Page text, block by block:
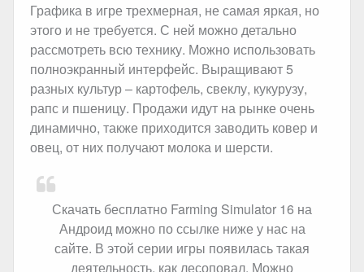
Графика в игре трехмерная, не самая яркая, но
этого и не требуется. С ней можно детально
рассмотреть всю технику. Можно использовать
полноэкранный интерфейс. Выращивают 5
разных культур – картофель, свеклу, кукурузу,
рапс и пшеницу. Продажи идут на рынке очень
динамично, также приходится заводить ковер и
овец, от них получают молока и шерсти.
Скачать бесплатно Farming Simulator 16 на
Андроид можно по ссылке ниже у нас на
сайте. В этой серии игры появилась такая
деятельность, как лесоповал. Можно